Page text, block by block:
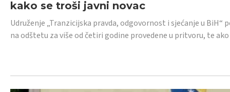
kako se troši javni novac
Udruženje „Tranzicijska pravda, odgovornost i sjećanje u
na odštetu za više od četiri godine provedene u pritvoru, te